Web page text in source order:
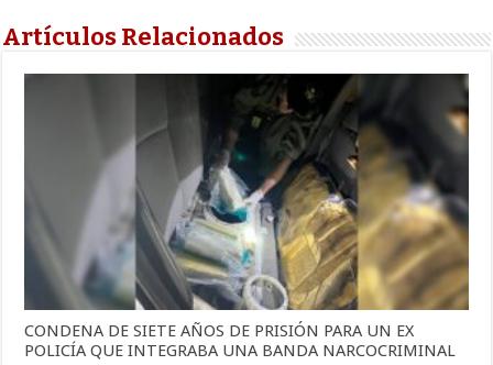
Artículos Relacionados
CONDENA DE SIETE AÑOS DE PRISIÓN PARA UN EX
POLICÍA QUE INTEGRABA UNA BANDA NARCOCRIMINAL